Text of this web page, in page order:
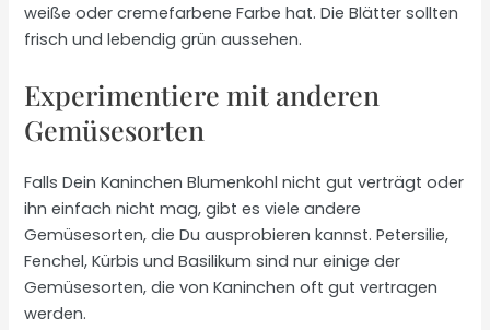
weiße oder cremefarbene Farbe hat. Die Blätter sollten
frisch und lebendig grün aussehen.
Experimentiere mit anderen
Gemüsesorten
Falls Dein Kaninchen Blumenkohl nicht gut verträgt oder
ihn einfach nicht mag, gibt es viele andere
Gemüsesorten, die Du ausprobieren kannst. Petersilie,
Fenchel, Kürbis und Basilikum sind nur einige der
Gemüsesorten, die von Kaninchen oft gut vertragen
werden.